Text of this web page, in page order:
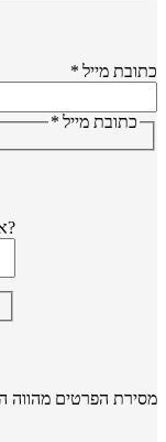
מייל*
כתובת מייל*
הפרטים מהווה